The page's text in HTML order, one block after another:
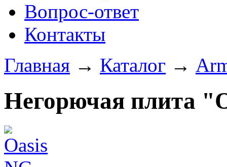
Вопрос-ответ
Контакты
Главная → Каталог →
Негорючая плита